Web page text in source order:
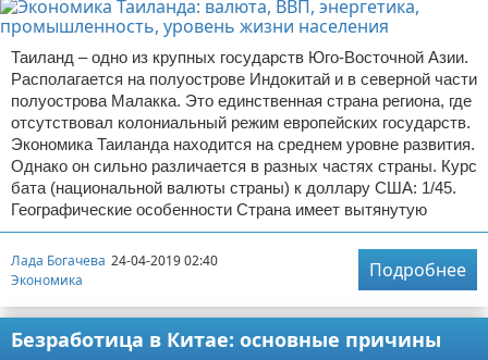
Таиланд – одно из крупных государств Юго-Восточной Азии.
Располагается на полуострове Индокитай и в северной части
полуострова Малакка. Это единственная страна региона, где
отсутствовал колониальный режим европейских государств.
Экономика Таиланда находится на среднем уровне развития.
Однако он сильно различается в разных частях страны. Курс
бата (национальной валюты страны) к доллару США: 1/45.
Географические особенности Страна имеет вытянутую
Лада Богачева 24-04-2019 02:40
Экономика
Подробнее
Безработица в Китае: основные причины